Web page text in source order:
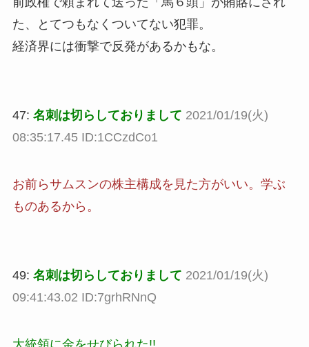
た、とてつもなくついてない犯罪。
経済界には衝撃で反発があるかもな。
47: 名刺は切らしておりまして 2021/01/19(火)
08:35:17.45 ID:1CCzdCo1
お前らサムスンの株主構成を見た方がいい。学ぶ
ものあるから。
49: 名刺は切らしておりまして 2021/01/19(火)
09:41:43.02 ID:7grhRNnQ
大統領に金をせびられた!!